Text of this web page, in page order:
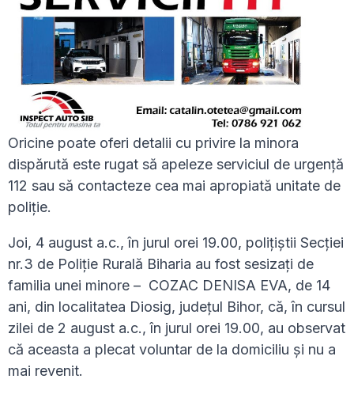
Oricine poate oferi detalii cu privire la minora
dispărută este rugat să apeleze serviciul de urgenţă
112 sau să contacteze cea mai apropiată unitate de
poliţie.
Joi, 4 august a.c., în jurul orei 19.00, polițiștii Secției
nr.3 de Poliție Rurală Biharia au fost sesizați de
familia unei minore – COZAC DENISA EVA, de 14
ani, din localitatea Diosig, județul Bihor, că, în cursul
zilei de 2 august a.c., în jurul orei 19.00, au observat
că aceasta a plecat voluntar de la domiciliu și nu a
mai revenit.